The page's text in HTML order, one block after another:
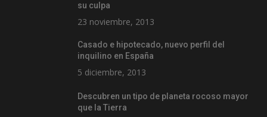
su culpa
23 noviembre, 2013
Casado e hipotecado, nuevo perfil del
inquilino en España
5 diciembre, 2013
Descubren un tipo de planeta rocoso mayor
que la Tierra